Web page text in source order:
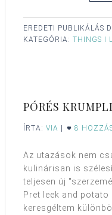
EREDETI PUBLIKÁLÁS
KATEGÓRIA: THINGS I
PÓRÉS
ÍRTA: VIA | 8
Az utazások nem
kulinárisan is
teljesen új
Pret leek and
keresgéltem